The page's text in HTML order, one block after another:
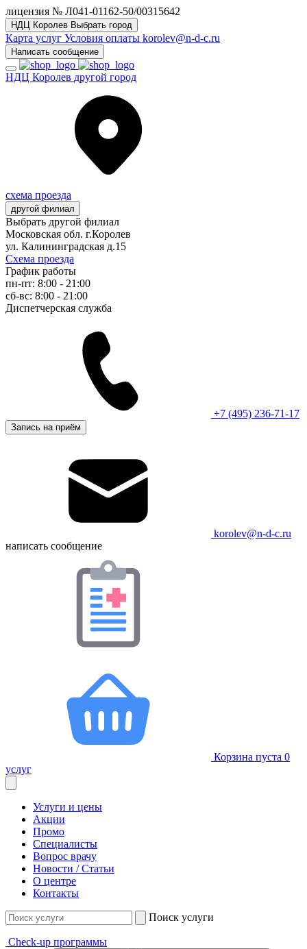
лицензия № Л041-01162-50/00315642
НДЦ Королев Выбрать город
Карта услуг Условия оплаты korolev@n-d-c.ru
Написать сообщение
НДЦ Королев другой город
схема проезда
другой филиал
Выбрать другой филиал
Московская обл. г.Королев
ул. Калининградская д.15
Схема проезда
График работы
пн-пт: 8:00 - 21:00
сб-вс: 8:00 - 21:00
Диспетчерская служба
+7 (495) 236-71-17
Запись на приём
korolev@n-d-c.ru
написать сообщение
Корзина пуста 0
услуг
Услуги и цены
Акции
Промо
Специалисты
Вопрос врачу
Новости / Статьи
О центре
Контакты
Поиск услуги
Check-up программы